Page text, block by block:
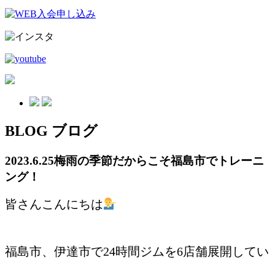
BLOG ブログ
2023.6.25梅雨の季節だからこそ福島市でトレーニ
ング！
皆さんこんにちは
福島市、伊達市で24時間ジムを6店舗展開してい